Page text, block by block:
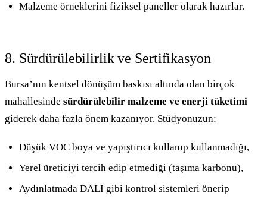
Malzeme örneklerini fiziksel paneller olarak hazırlar.
8. Sürdürülebilirlik ve Sertifikasyon
Bursa’nın kentsel dönüşüm baskısı altında olan birçok
mahallesinde sürdürülebilir malzeme ve enerji tüketimi
giderek daha fazla önem kazanıyor. Stüdyonuzun:
Düşük VOC boya ve yapıştırıcı kullanıp kullanmadığı,
Yerel üreticiyi tercih edip etmediği (taşıma karbonu),
Aydınlatmada DALI gibi kontrol sistemleri önerip